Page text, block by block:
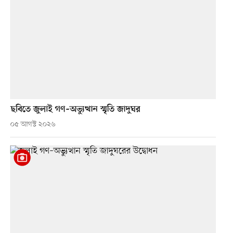
ছবিতে জুলাই গণ–অভ্যুত্থান স্মৃতি জাদুঘর
০৫ আগস্ট ২০২৬